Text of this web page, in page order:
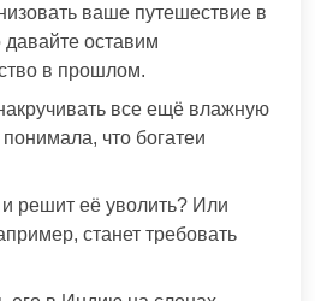
ваше путешествие в
оставим
в прошлом.
все ещё влажную
что богатеи
и решит её уволить? Или
станет требовать